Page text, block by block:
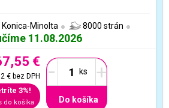
Konica-Minolta 8000 strán
11.08.2026
€
€bez DPH
3%!
do košíka
- +
Do košíka